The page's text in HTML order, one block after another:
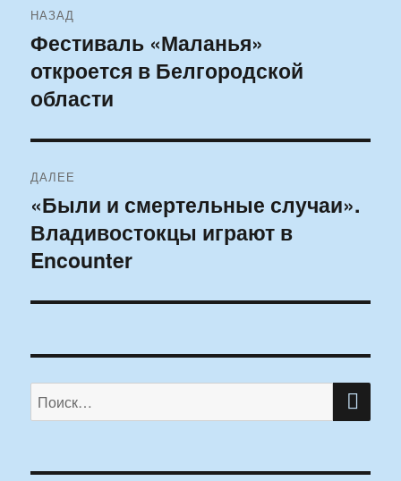
по
записям
НАЗАД
Предыдущая
запись:
Фестиваль «Маланья»
откроется в Белгородской
области
ДАЛЕЕ
Следующая
запись:
«Были и смертельные случаи».
Владивостокцы играют в
Encounter
Искать: